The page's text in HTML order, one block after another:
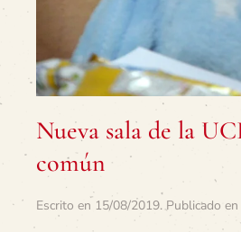
Nueva sala de la
común
Escrito en 15/08/2019. Publicado en